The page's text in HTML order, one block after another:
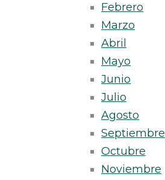
Febrero
Marzo
Abril
Mayo
Junio
Julio
Agosto
Septiembre
Octubre
Noviembre